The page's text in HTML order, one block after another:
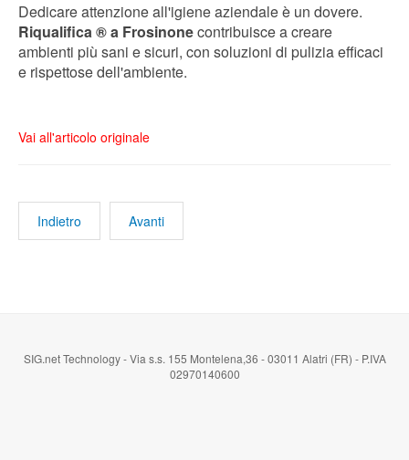
Dedicare attenzione all'igiene aziendale è un dovere.
Riqualifica ® a Frosinonecontribuisce a creare
ambienti più sani e sicuri, con soluzioni di pulizia efficaci
e rispettose dell'ambiente.
Vai all'articolo originale
Indietro Avanti
SIG.net Technology - Via s.s. 155 Montelena,36 - 03011 Alatri (FR) - P.IVA
02970140600